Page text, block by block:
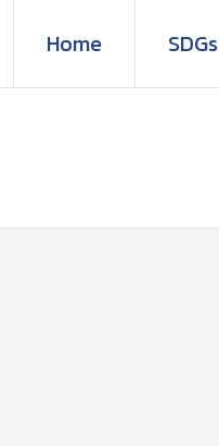
Home SDGs